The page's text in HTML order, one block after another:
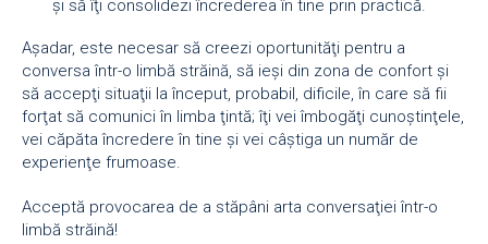
şi să îţi consolidezi încrederea în tine prin practică.
Așadar, este necesar să creezi oportunităţi pentru a
conversa într-o limbă străină, să ieşi din zona de confort şi
să accepţi situaţii la început, probabil, dificile, în care să fii
forţat să comunici în limba ţintă; îţi vei îmbogăţi cunoştinţele,
vei căpăta încredere în tine şi vei câştiga un număr de
experienţe frumoase.
Acceptă provocarea de a stăpâni arta conversaţiei într-o
limbă străină!